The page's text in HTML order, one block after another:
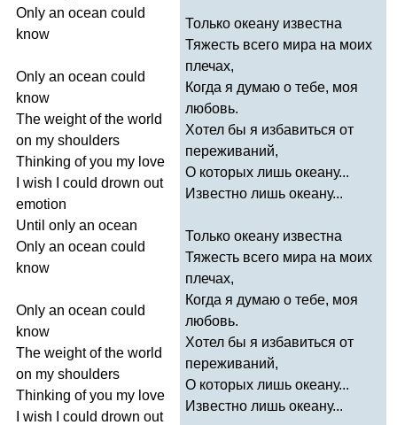
Only an ocean could
know
Only an ocean could
know
The weight of the world
on my shoulders
Thinking of you my love
wish could drown out
emotion
Until only an ocean
Only an ocean could
know
Only an ocean could
know
The weight of the world
on my shoulders
Thinking of you my love
wish could drown out
Только океану известна
Тяжесть всего мира на моих
плечах,
Когда я думаю о тебе, моя
любовь.
Хотел бы я избавиться от
переживаний,
О которых лишь океану...
Известно лишь океану...
Только океану известна
Тяжесть всего мира на моих
плечах,
Когда я думаю о тебе, моя
любовь.
Хотел бы я избавиться от
переживаний,
О которых лишь океану...
Известно лишь океану...